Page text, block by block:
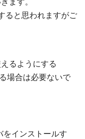
ると思われますがご
るようにする
場合は必要ないで
インストールす